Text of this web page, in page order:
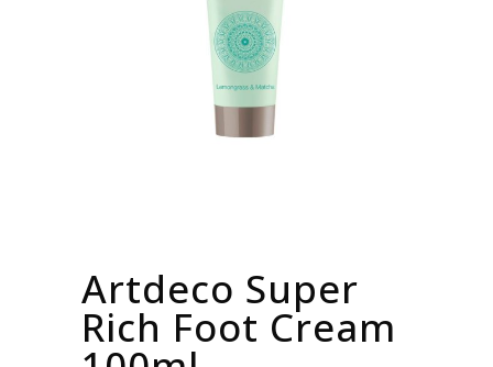
Artdeco Super
Rich Foot Cream